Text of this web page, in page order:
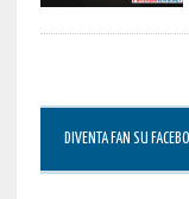
DIVENTA FAN SU